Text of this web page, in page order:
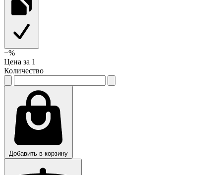
−%
Цена за 1
Количество
Добавить в корзину